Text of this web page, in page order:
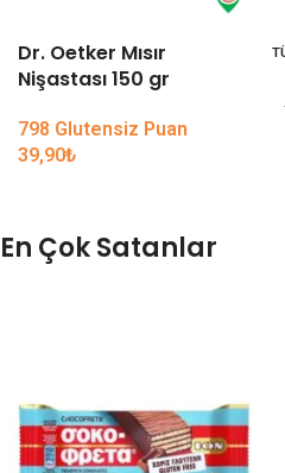
Dr. Oetker Mısır
Nişastası 150 gr
798 Glutensiz Puan
39,90₺
En Çok Satanlar